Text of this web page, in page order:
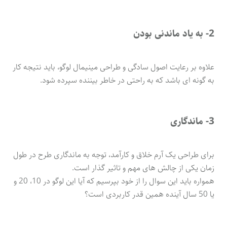
2- به یاد ماندنی بودن
علاوه بر رعایت اصول سادگی و طراحی مینیمال لوگو، باید نتیجه کار
به گونه ای باشد که به راحتی در خاطر بیننده سپرده شود.
3- ماندگاری
برای طراحی یک آرم خلاق و کارآمد، توجه به ماندگاری طرح در طول
زمان یکی از چالش های مهم و تاثیر گذار است.
همواره باید این سوال را از خود بپرسیم که آیا این لوگو در 10، 20 و
یا 50 سال آینده همین قدر کاربردی است؟